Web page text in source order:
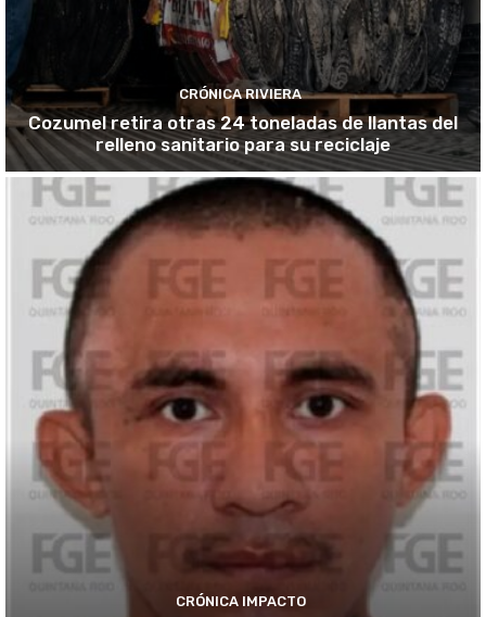
CRÓNICA RIVIERA
Cozumel retira otras 24 toneladas de llantas del
relleno sanitario para su reciclaje
CRÓNICA IMPACTO